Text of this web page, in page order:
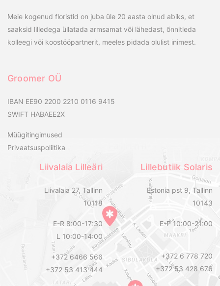
Meie kogenud floristid on juba üle 20 aasta olnud abiks, et
saaksid lilledega üllatada armsamat või lähedast, õnnitleda
kolleegi või koostööpartnerit, meeles pidada olulist inimest.
Groomer OÜ
IBAN EE90 2200 2210 0116 9415
SWIFT HABAEE2X
Müügitingimused
Privaatsuspoliitika
Liivalaia Lilleäri
Liivalaia 27, Tallinn
10118
E-R 8:00-17:30
L 10:00-14:00
+372 6466 566
+372 53 413 444
Lillebutiik Solaris
Estonia pst 9, Tallinn
10143
E-P 10:00-21:00
+372 6 778 720
+372 53 428 676